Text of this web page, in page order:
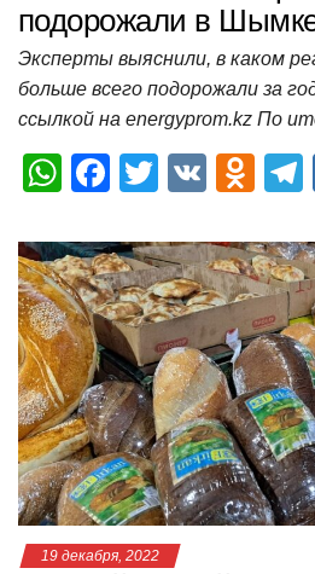
подорожали в
Эксперты выяснили, в каком
больше всего подорожали за
ссылкой на energyprom.kz По
W
at
s
A
p
p
F
c
e
b
o
o
k
T
tt
er
V
O
n
o
kl
a
ss
ni
ki
19 декабря, 2022